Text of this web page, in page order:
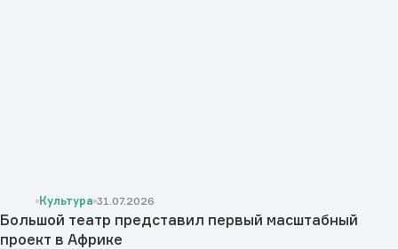
Культура 31.07.2026
Большой театр представил первый масштабный
проект в Африке